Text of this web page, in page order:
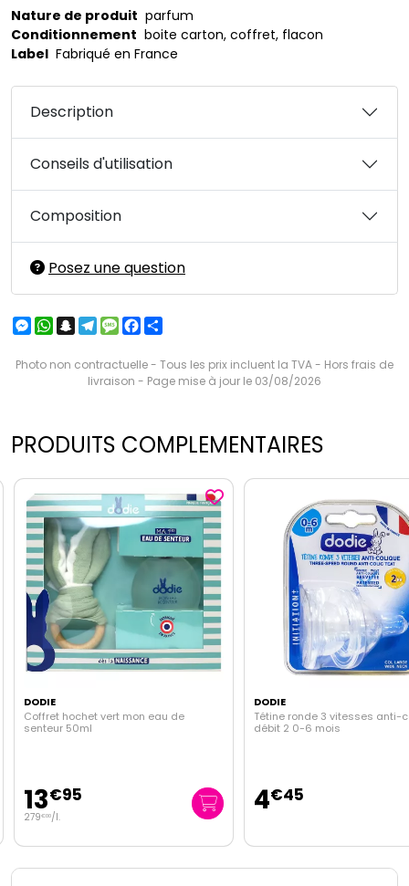
Nature de produit parfum
Conditionnement boite carton, coffret, flacon
Label Fabriqué en France
Description
Conseils d'utilisation
Composition
Posez une question
Messenger
WhatsApp
Snapchat
Telegram
MessageFacebook
Photo non contractuelle - Tous les prix incluent la TVA - Hors frais de
livraison - Page mise à jour le 03/08/2026
PRODUITS COMPLEMENTAIRES
DODIE
Coffret hochet vert mon eau de
senteur 50ml
13€95
279€00/l.
DODIE
Tétine ronde 3 vitesses anti-
débit 2 0-6 mois
4€45